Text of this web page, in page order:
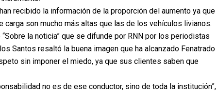
recibido la información de la proporción del aumento ya que
son mucho más altas que las de los vehículos livianos.
la noticia” que se difunde por RNN por los periodistas
Santos resaltó la buena imagen que ha alcanzado Fenatrado
sin imponer el miedo, ya que sus clientes saben que
no es de ese conductor, sino de toda la institución”,